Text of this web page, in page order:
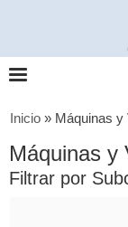
Inicio » Máquinas y
Máquinas y
Filtrar por